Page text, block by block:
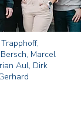
Marcel
Aul, Dirk